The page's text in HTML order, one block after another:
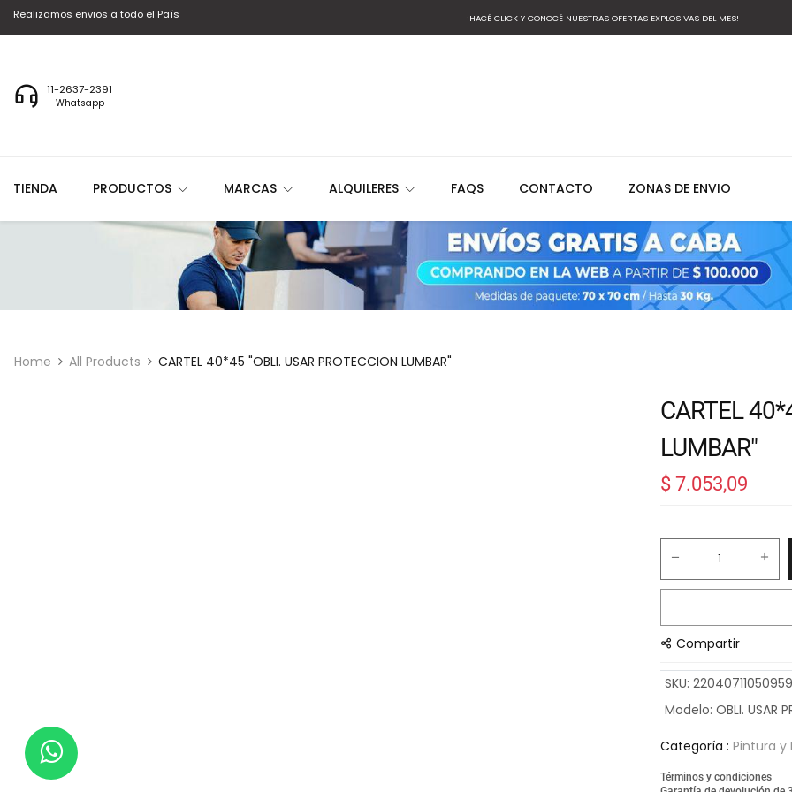
Realizamos envios a todo el País ¡HACÉ CLICK Y CONOCÉ NUESTRAS OFERTAS EXPLOSIVAS DEL MES!
11-2637-2391
Whatsapp
TIENDA PRODUCTOS MARCAS ALQUILERES FAQS CONTACTO ZONAS DE ENVIO
Home All Products CARTEL 40*45 "OBLI. USAR PROTECCION LUMBAR"
CARTEL
LUMBAR"
$ 7.053,09
Compartir
SKU:
Modelo: OBLI. USAR
Categoría : Pintura y
Términos y condiciones